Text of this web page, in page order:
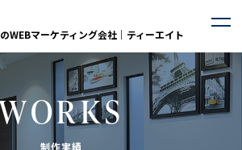
WEBマーケティング会社｜ティーエイト
制作実績